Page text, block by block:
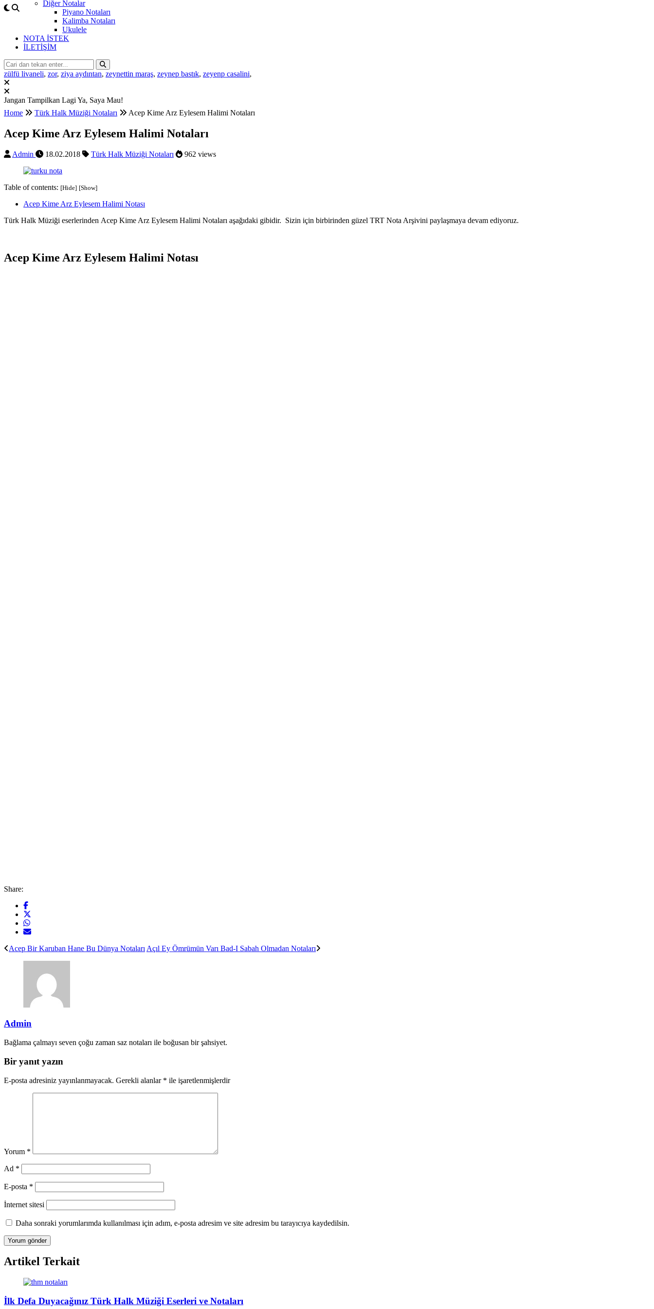
Diğer Notalar
Piyano Notaları
Kalimba Notaları
Ukulele
NOTA İSTEK
İLETİŞİM
zülfü livaneli, zor, ziya aydıntan, zeynettin maraş, zeynep bastık, zeyenp casalini,
Jangan Tampilkan Lagi Ya, Saya Mau!
Home
Türk Halk Müziği Notaları Acep Kime Arz Eylesem Halimi Notaları
Acep Kime Arz Eylesem Halimi Notaları
Admin 18.02.2018 Türk Halk Müziği Notaları 962 views
Table of contents: [Hide] [Show]
Acep Kime Arz Eylesem Halimi Notası
Türk Halk Müziği eserlerinden Acep Kime Arz Eylesem Halimi Notaları aşağıdaki gibidir. Sizin için birbirinden güzel TRT Nota Arşivini paylaşmaya devam ediyoruz.
Acep Kime Arz Eylesem Halimi Notası
Share:
Acep Bir Karuban Hane Bu Dünya Notaları Açıl Ey Ömrümün Varı Bad-I Sabah Olmadan Notaları
Admin
Bağlama çalmayı seven çoğu zaman saz notaları ile boğusan bir şahsiyet.
Bir yanıt yazın
E-posta adresiniz yayınlanmayacak. Gerekli alanlar * ile işaretlenmişlerdir
Yorum *
Ad *
E-posta *
İnternet sitesi
Daha sonraki yorumlarımda kullanılması için adım, e-posta adresim ve site adresim bu tarayıcıya kaydedilsin.
Artikel Terkait
İlk Defa Duyacağınız Türk Halk Müziği Eserleri ve Notaları